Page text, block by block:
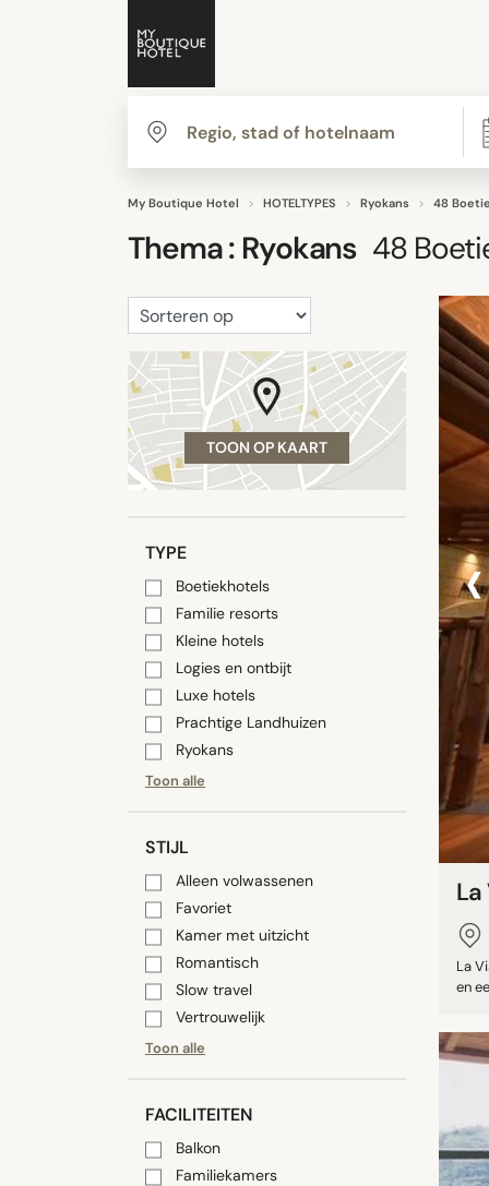
My Boutique Hotel HOTELTYPES Ryokans 48
Thema : Ryokans 48
TOON OP KAART
TYPE
Boetiekhotels
Familie resorts
Kleine hotels
Logies en ontbijt
Luxe hotels
Prachtige Landhuizen
Ryokans
Toon alle
STIJL
Alleen volwassenen
Favoriet
Kamer met uitzicht
Romantisch
Slow travel
Vertrouwelijk
Toon alle
FACILITEITEN
Balkon
Familiekamers
‹
La
en